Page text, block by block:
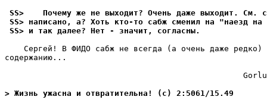
SS>    Почему же не выходит? Очень даже выходит. См.
SS> написано, а? Хоть кто-то сабж сменил на "наезд на
SS> и так далее? Нет - значит, согласны.
Сергей! В ФИДО сабж не всегда (а очень даже редко)
содержанию...
> Жизнь ужасна и отвратительна! (c) 2:5061/15.49